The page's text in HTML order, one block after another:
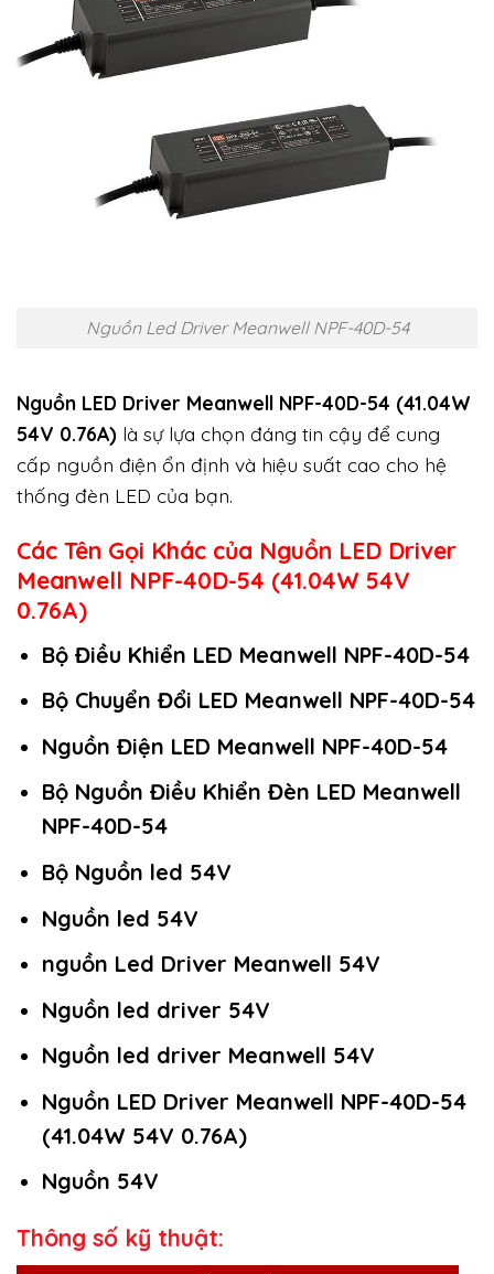
Nguồn Led Driver Meanwell NPF-40D-54
Nguồn LED Driver Meanwell NPF-40D-54 (41.04W
54V 0.76A) là sự lựa chọn đáng tin cậy để cung
cấp nguồn điện ổn định và hiệu suất cao cho hệ
thống đèn LED của bạn.
Các Tên Gọi Khác của Nguồn LED Driver
Meanwell NPF-40D-54 (41.04W 54V
0.76A)
Bộ Điều Khiển LED Meanwell NPF-40D-54
Bộ Chuyển Đổi LED Meanwell NPF-40D-54
Nguồn Điện LED Meanwell NPF-40D-54
Bộ Nguồn Điều Khiển Đèn LED Meanwell
NPF-40D-54
Bộ Nguồn led 54V
Nguồn led 54V
nguồn Led Driver Meanwell 54V
Nguồn led driver 54V
Nguồn led driver Meanwell 54V
Nguồn LED Driver Meanwell NPF-40D-54
(41.04W 54V 0.76A)
Nguồn 54V
Thông số kỹ thuật: